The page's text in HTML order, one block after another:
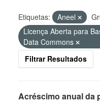
Etiquetas: Aneel
Licença Aberta para
Data Commons
Filtrar Resultados
Acréscimo anual da